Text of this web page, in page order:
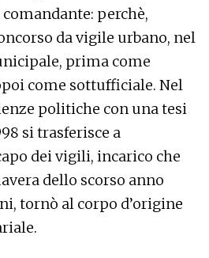
perchè,
da vigile urbano, nel
prima come
come sottufficiale. Nel
politiche con una tesi
si trasferisce a
dei vigili, incarico che
dello scorso anno
tornò al corpo d’origine